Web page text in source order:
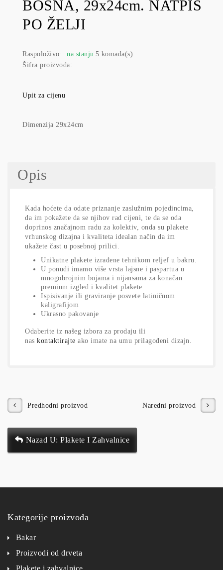
BOSNA, 29x24cm. NATPIS
PO ŽELJI
Raspoloživo: na stanju 5 komada(s)
Šifra proizvoda:
Upit za cijenu
Dimenzija 29x24cm
Opis
Kada hoćete da odate priznanje zaslužnim pojedincima,
da im pokažete da se njihov rad cijeni, te da se oda
doprinos značajnom radu za kolektiv, onda su plakete
vrhunskog dizajna i kvaliteta idealan način da im
ukažete čast u posebnoj prilici.
Unikatne plakete izrađene tehnikom reljef u bakru.
U ponudi imamo više vrsta lajsne i paspartua u
mnogobrojnim bojama i nijansama za konačan
premium izgled i kvalitet plakete
Ispisivanje ili graviranje posvete latiničnom
kaligrafijom
Ukrasno pakovanje
Odaberite iz našeg izbora za prodaju ili
nas kontaktirajte ako imate na umu prilagođeni dizajn.
Naredni proizvod
Predhodni proizvod
Nazad U: Plakete I Zahvalnice
Kategorije proizvoda
Bakar
Proizvodi od drveta
Plakete i zahvalnice